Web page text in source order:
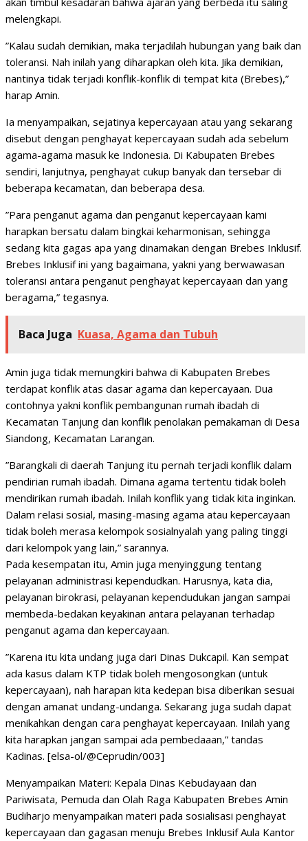
melengkapi.
”Kalau sudah demikian, maka terjadilah hubungan yang baik dan
toleransi. Nah inilah yang diharapkan oleh kita. Jika demikian,
nantinya tidak terjadi konflik-konflik di tempat kita (Brebes),”
harap Amin.
Ia menyampaikan, sejatinya kepercayaan atau yang sekarang
disebut dengan penghayat kepercayaan sudah ada sebelum
agama-agama masuk ke Indonesia. Di Kabupaten Brebes
sendiri, lanjutnya, penghayat cukup banyak dan tersebar di
beberapa kecamatan, dan beberapa desa.
”Para penganut agama dan penganut kepercayaan kami
harapkan bersatu dalam bingkai keharmonisan, sehingga
sedang kita gagas apa yang dinamakan dengan Brebes Inklusif.
Brebes Inklusif ini yang bagaimana, yakni yang berwawasan
toleransi antara penganut penghayat kepercayaan dan yang
beragama,” tegasnya.
Baca Juga Kuasa, Agama dan Tubuh
Amin juga tidak memungkiri bahwa di Kabupaten Brebes
terdapat konflik atas dasar agama dan kepercayaan. Dua
contohnya yakni konflik pembangunan rumah ibadah di
Kecamatan Tanjung dan konflik penolakan pemakaman di Desa
Siandong, Kecamatan Larangan.
”Barangkali di daerah Tanjung itu pernah terjadi konflik dalam
pendirian rumah ibadah. Dimana agama tertentu tidak boleh
mendirikan rumah ibadah. Inilah konflik yang tidak kita inginkan.
Dalam relasi sosial, masing-masing agama atau kepercayaan
tidak boleh merasa kelompok sosialnyalah yang paling tinggi
dari kelompok yang lain,” sarannya.
Pada kesempatan itu, Amin juga menyinggung tentang
pelayanan administrasi kependudkan. Harusnya, kata dia,
pelayanan birokrasi, pelayanan kependudukan jangan sampai
membeda-bedakan keyakinan antara pelayanan terhadap
penganut agama dan kepercayaan.
”Karena itu kita undang juga dari Dinas Dukcapil. Kan sempat
ada kasus dalam KTP tidak boleh mengosongkan (untuk
kepercayaan), nah harapan kita kedepan bisa diberikan sesuai
dengan amanat undang-undanga. Sekarang juga sudah dapat
menikahkan dengan cara penghayat kepercayaan. Inilah yang
kita harapkan jangan sampai ada pembedaaan,” tandas
Kadinas. [elsa-ol/@Ceprudin/003]
Menyampaikan Materi: Kepala Dinas Kebudayaan dan
Pariwisata, Pemuda dan Olah Raga Kabupaten Brebes Amin
Budiharjo menyampaikan materi pada sosialisasi penghayat
kepercayaan dan gagasan menuju Brebes Inklusif Aula Kantor